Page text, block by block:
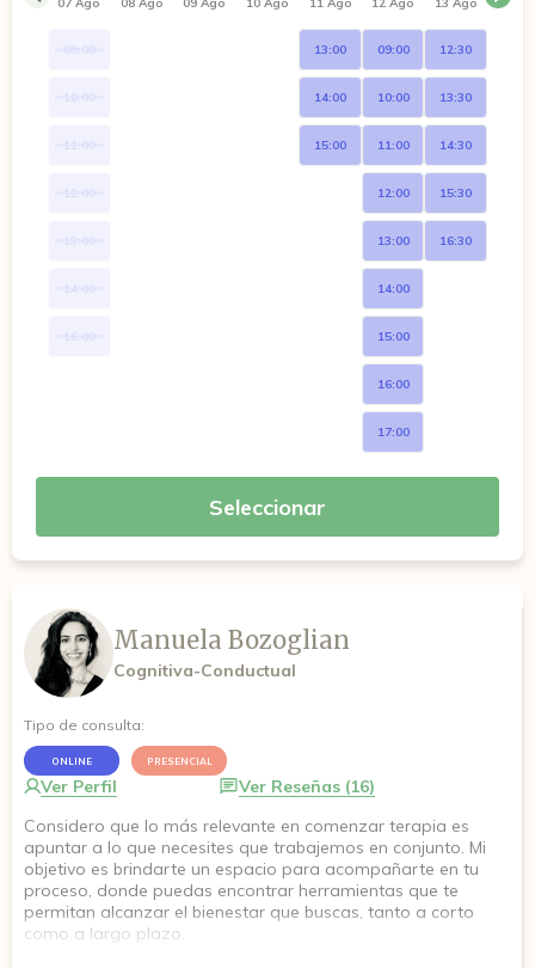
13:00
14:00
15:00
09:00
10:00
11:00
12:00
13:00
14:00
15:00
16:00
17:00
12:30
13:30
14:30
15:30
16:30
Seleccionar
Manuela Bozoglian
Cognitiva-Conductual
Tipo de consulta:
ONLINE PRESENCIAL
Ver Perfil
Ver Reseñas (16)
Considero que lo más relevante en comenzar terapia es
apuntar a lo que necesites que trabajemos en conjunto. Mi
objetivo es brindarte un espacio para acompañarte en tu
proceso, donde puedas encontrar herramientas que te
permitan alcanzar el bienestar que buscas, tanto a corto
como a largo plazo.